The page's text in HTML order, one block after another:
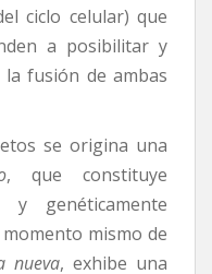
ciclo celular) que
a posibilitar y
fusión de ambas
se origina una
, que constituye
genéticamente
mismo de
nueva, exhibe una